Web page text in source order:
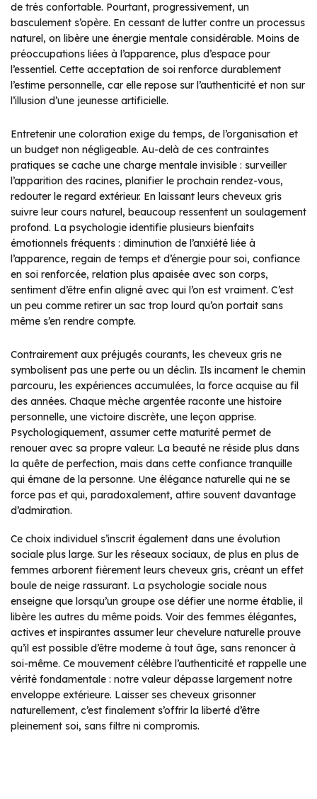
de très confortable. Pourtant, progressivement, un
basculement s’opère. En cessant de lutter contre un processus
naturel, on libère une énergie mentale considérable. Moins de
préoccupations liées à l’apparence, plus d’espace pour
l’essentiel. Cette acceptation de soi renforce durablement
l’estime personnelle, car elle repose sur l’authenticité et non sur
l’illusion d’une jeunesse artificielle.
Entretenir une coloration exige du temps, de l’organisation et
un budget non négligeable. Au-delà de ces contraintes
pratiques se cache une charge mentale invisible : surveiller
l’apparition des racines, planifier le prochain rendez-vous,
redouter le regard extérieur. En laissant leurs cheveux gris
suivre leur cours naturel, beaucoup ressentent un soulagement
profond. La psychologie identifie plusieurs bienfaits
émotionnels fréquents : diminution de l’anxiété liée à
l’apparence, regain de temps et d’énergie pour soi, confiance
en soi renforcée, relation plus apaisée avec son corps,
sentiment d’être enfin aligné avec qui l’on est vraiment. C’est
un peu comme retirer un sac trop lourd qu’on portait sans
même s’en rendre compte.
Contrairement aux préjugés courants, les cheveux gris ne
symbolisent pas une perte ou un déclin. Ils incarnent le chemin
parcouru, les expériences accumulées, la force acquise au fil
des années. Chaque mèche argentée raconte une histoire
personnelle, une victoire discrète, une leçon apprise.
Psychologiquement, assumer cette maturité permet de
renouer avec sa propre valeur. La beauté ne réside plus dans
la quête de perfection, mais dans cette confiance tranquille
qui émane de la personne. Une élégance naturelle qui ne se
force pas et qui, paradoxalement, attire souvent davantage
d’admiration.
Ce choix individuel s’inscrit également dans une évolution
sociale plus large. Sur les réseaux sociaux, de plus en plus de
femmes arborent fièrement leurs cheveux gris, créant un effet
boule de neige rassurant. La psychologie sociale nous
enseigne que lorsqu’un groupe ose défier une norme établie, il
libère les autres du même poids. Voir des femmes élégantes,
actives et inspirantes assumer leur chevelure naturelle prouve
qu’il est possible d’être moderne à tout âge, sans renoncer à
soi-même. Ce mouvement célèbre l’authenticité et rappelle une
vérité fondamentale : notre valeur dépasse largement notre
enveloppe extérieure. Laisser ses cheveux grisonner
naturellement, c’est finalement s’offrir la liberté d’être
pleinement soi, sans filtre ni compromis.